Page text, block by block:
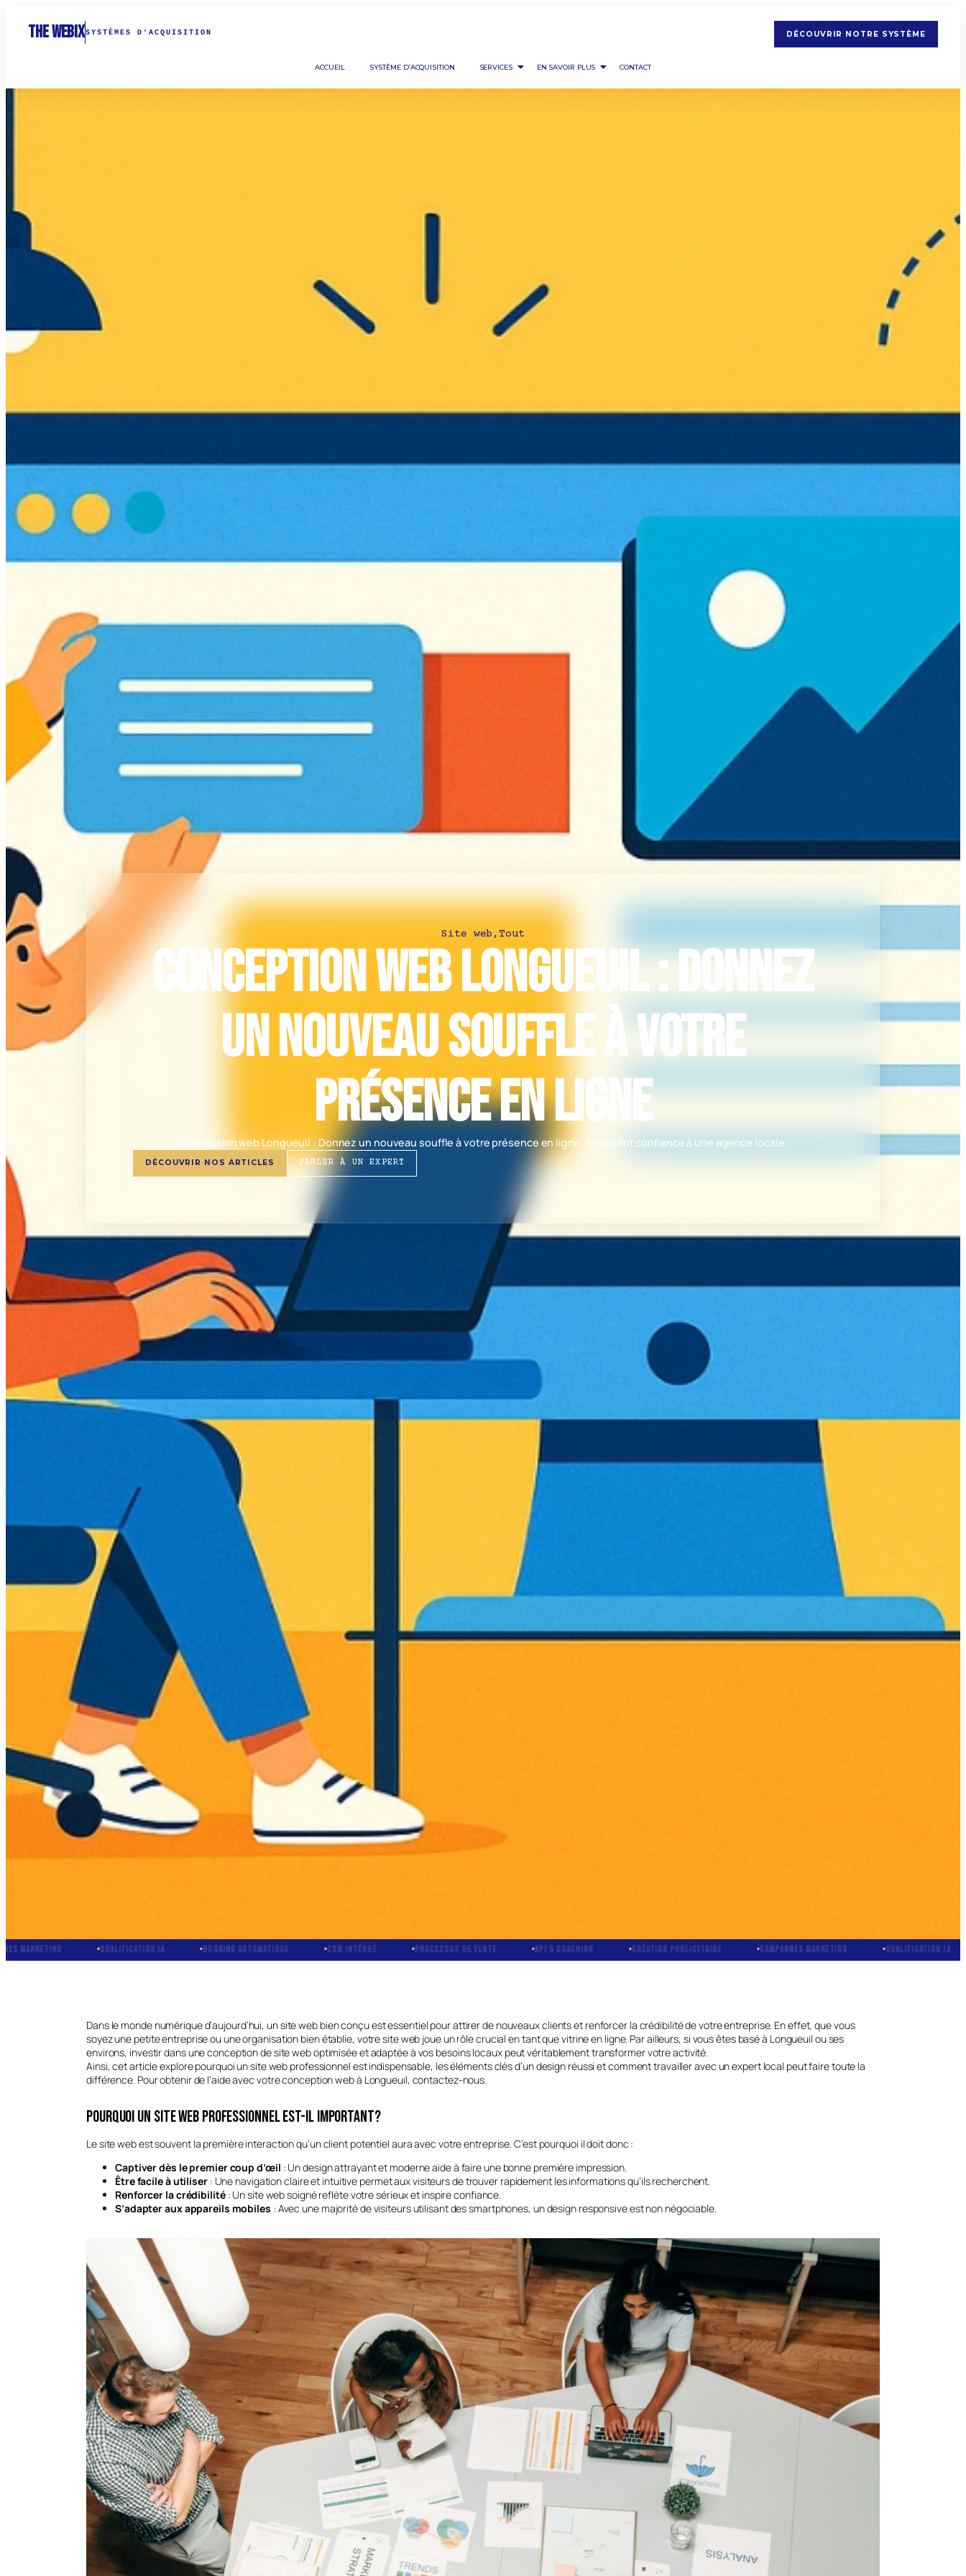
THE WEBIXSYSTÈMES D'ACQUISITION DÉCOUVRIR NOTRE SYSTÈME
ACCUEIL SYSTÈME D’ACQUISITION SERVICES EN SAVOIR PLUS CONTACT
Site web ,Tout
Conception web Longueuil : Donnez
un nouveau souffle à votre
présence en ligne
Conception web Longueuil : Donnez un nouveau souffle à votre présence en ligne. En faisant confiance à une agence locale.
DÉCOUVRIR NOS ARTICLES PARLER À UN EXPERT
QUALIFICATION IA BOOKING AUTOMATIQUE CRM INTÉGRÉ PROCESSUS DE VENTE KPI & COACHING CRÉATION PUBLICITAIRE CAMPAGNES MARKETING QUALIFICATION IA BOOKING
Dans le monde numérique d’aujourd’hui, un site web bien conçu est essentiel pour attirer de nouveaux clients et renforcer la crédibilité de votre entreprise. En effet, que vous
soyez une petite entreprise ou une organisation bien établie, votre site web joue un rôle crucial en tant que vitrine en ligne. Par ailleurs, si vous êtes basé à Longueuil ou ses
environs, investir dans une conception de site web optimisée et adaptée à vos besoins locaux peut véritablement transformer votre activité.
Ainsi, cet article explore pourquoi un site web professionnel est indispensable, les éléments clés d’un design réussi et comment travailler avec un expert local peut faire toute la
différence. Pour obtenir de l’aide avec votre conception web à Longueuil, contactez-nous.
Pourquoi un site web professionnel est-il important?
Le site web est souvent la première interaction qu’un client potentiel aura avec votre entreprise. C’est pourquoi il doit donc :
Captiver dès le premier coup d’œil : Un design attrayant et moderne aide à faire une bonne première impression.
Être facile à utiliser: Une navigation claire et intuitive permet aux visiteurs de trouver rapidement les informations qu’ils recherchent.
Renforcer la crédibilité: Un site web soigné reflète votre sérieux et inspire confiance.
S’adapter aux appareils mobiles : Avec une majorité de visiteurs utilisant des smartphones, un design responsive est non négociable.